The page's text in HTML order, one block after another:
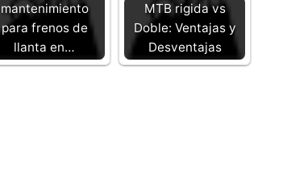
mantenimiento
para frenos de
llanta en…
MTB rigida vs
Doble: Ventajas y
Desventajas